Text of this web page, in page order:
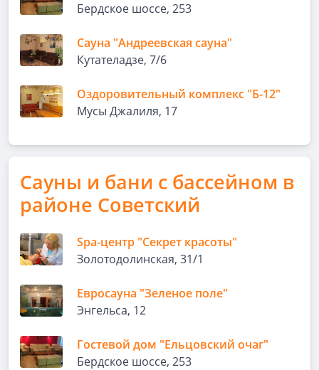
Бердское шоссе, 253
Сауна "Андреевская сауна"
Кутателадзе, 7/6
Оздоровительный комплекс "Б-12"
Мусы Джалиля, 17
Сауны и бани с бассейном в
районе Советский
Spa-центр "Секрет красоты"
Золотодолинская, 31/1
Евросауна "Зеленое поле"
Энгельса, 12
Гостевой дом "Ельцовский очаг"
Бердское шоссе, 253